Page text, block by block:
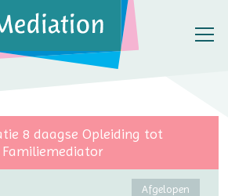
8 daagse Opleiding tot
Familiemediator
Afgelopen